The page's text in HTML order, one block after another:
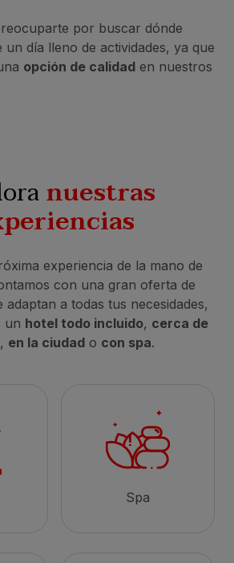
por buscar dónde
un día lleno de actividades, ya que
opción de calidad en nuestros
nuestras
experiencia de la mano de
con una gran oferta de
adaptan a todas tus necesidades,
un hotel todo incluido, cerca de
, en la ciudad o con spa.
Spa